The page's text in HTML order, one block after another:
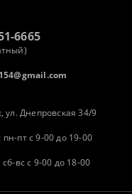
6665
ул. Днепровская 34/9
пт с 9-00 до 19-00
сб-вс с 9-00 до 18-00